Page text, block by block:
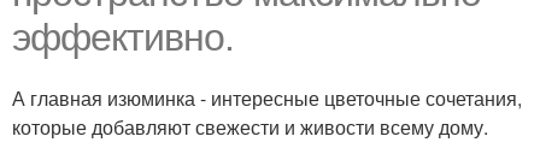
эффективно.
А главная изюминка - интересные цветочные сочетания,
которые добавляют свежести и живости всему дому.